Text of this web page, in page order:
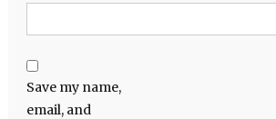
Save my name,
email, and